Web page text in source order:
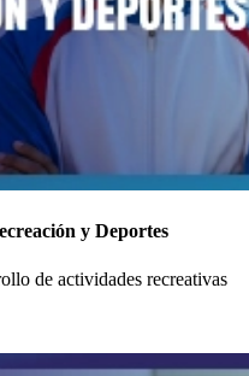
y Deportes
de actividades recreativas